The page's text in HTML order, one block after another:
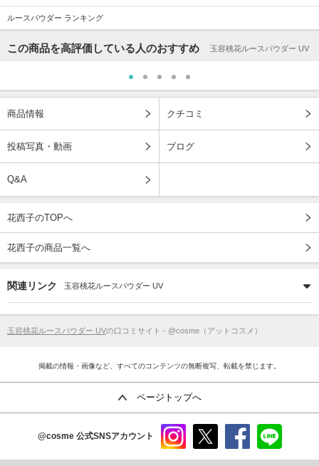
ルースパウダー ランキング
この商品を高評価している人のおすすめ 玉容桃花ルースパウダー UV
商品情報 クチコミ
投稿写真・動画 ブログ
Q&A
花西子のTOPへ
花西子の商品一覧へ
関連リンク 玉容桃花ルースパウダー UV
玉容桃花ルースパウダー UVの口コミサイト - @cosme（アットコスメ）
掲載の情報・画像など、すべてのコンテンツの無断複写、転載を禁じます。
ページトップへ
@cosme 公式SNSアカウント